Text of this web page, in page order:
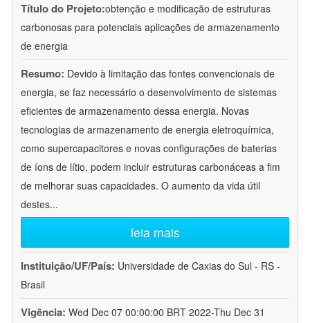
Título do Projeto:obtenção e modificação de estruturas
carbonosas para potenciais aplicações de armazenamento
de energia
Resumo: Devido à limitação das fontes convencionais de
energia, se faz necessário o desenvolvimento de sistemas
eficientes de armazenamento dessa energia. Novas
tecnologias de armazenamento de energia eletroquímica,
como supercapacitores e novas configurações de baterias
de íons de lítio, podem incluir estruturas carbonáceas a fim
de melhorar suas capacidades. O aumento da vida útil
destes...
leia mais
Instituição/UF/País: Universidade de Caxias do Sul - RS -
Brasil
Vigência: Wed Dec 07 00:00:00 BRT 2022-Thu Dec 31